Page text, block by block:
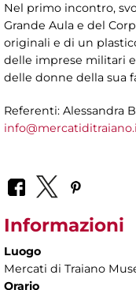
Nel primo incontro,
Grande Aula e del
originali e di un
delle imprese militari
delle donne della sua
Referenti: Alessandra
Informazioni
Luogo
Mercati di Traiano
Orario